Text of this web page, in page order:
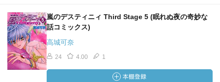
嵐のデスティニィ Third Stage 5 (眠れぬ夜の奇妙な
話コミックス)
高城可奈
24 4.00 1